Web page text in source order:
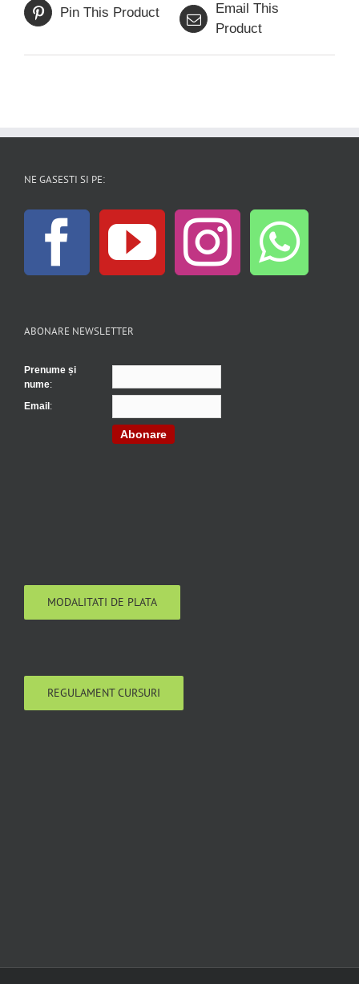
Pin This Product
Email This
Product
NE GASESTI SI PE:
ABONARE NEWSLETTER
Prenume și
nume:
Email :
Abonare
MODALITATI DE PLATA
REGULAMENT CURSURI